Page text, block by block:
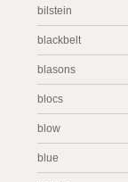
bilstein
blackbelt
blasons
blocs
blow
blue